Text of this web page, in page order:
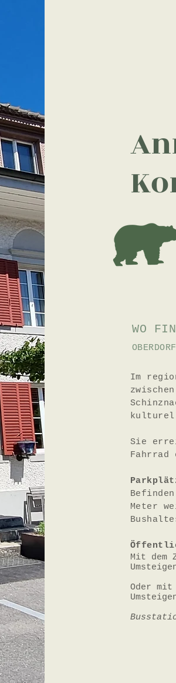
WO
Im
Sie
Fahrrad
Meter
Mit dem
Oder mit